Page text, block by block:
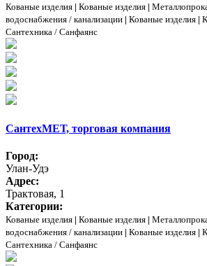
Кованые изделия | Кованые изделия |
водоснабжения / канализации | Кованые изделия |
Сантехника / Санфаянс
СантехМЕТ, торговая компания
Город:
Улан-Удэ
Адрес:
Трактовая, 1
Категории:
Кованые изделия | Кованые изделия |
водоснабжения / канализации | Кованые изделия |
Сантехника / Санфаянс